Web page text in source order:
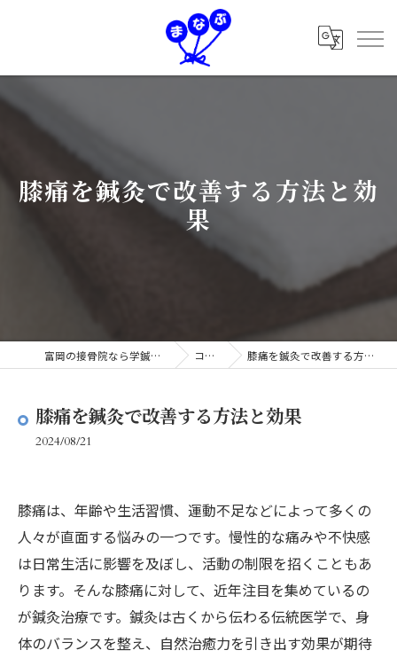
膝痛を鍼灸で改善する方法と効
果
富岡の接骨院なら学鍼灸接骨院 コラム 膝痛を鍼灸で改善する方法と効果
膝痛を鍼灸で改善する方法と効果
2024/08/21
膝痛は、年齢や生活習慣、運動不足などによって多くの
人々が直面する悩みの一つです。慢性的な痛みや不快感
は日常生活に影響を及ぼし、活動の制限を招くこともあ
ります。そんな膝痛に対して、近年注目を集めているの
が鍼灸治療です。鍼灸は古くから伝わる伝統医学で、身
体のバランスを整え、自然治癒力を引き出す効果が期待